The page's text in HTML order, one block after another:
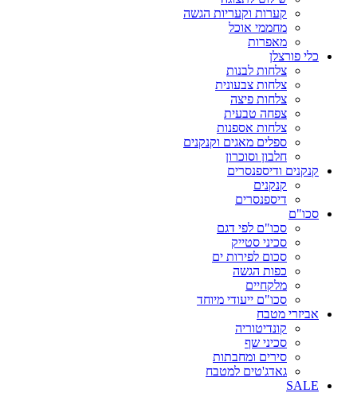
קערות וקעריות הגשה
מחממי אוכל
מאפרות
כלי פורצלן
צלחות לבנות
צלחות צבעונית
צלחות פיצה
צפחה טבעית
צלחות אספנות
ספלים מאגים וקנקנים
חלבון וסוכרון
קנקנים ודיספנסרים
קנקנים
דיספנסרים
סכו"ם
סכו"ם לפי דגם
סכיני סטייק
סכום לפירות ים
כפות הגשה
מלקחיים
סכו"ם ייעודי מיוחד
אביזרי מטבח
קונדיטוריה
סכיני שף
סירים ומחבתות
גאדג'טים למטבח
SALE